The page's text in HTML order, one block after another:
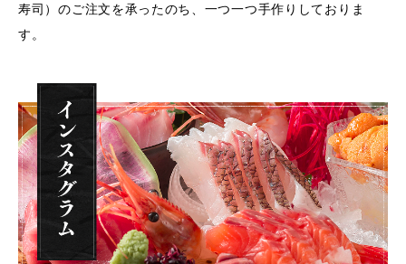
寿司）のご注文を承ったのち、一つ一つ手作りしておりま
す。